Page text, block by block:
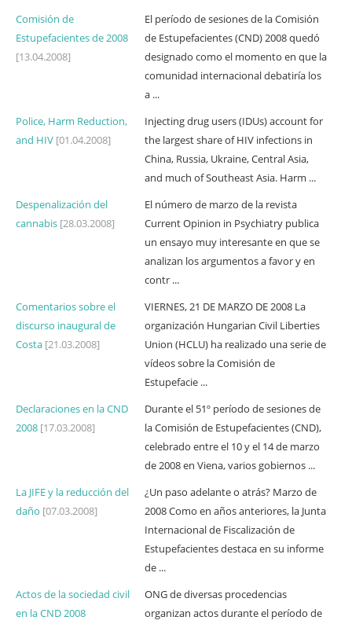
Comisión de
Estupefacientes de 2008
[13.04.2008]
El período de sesiones de la Comisión
de Estupefacientes (CND) 2008 quedó
designado como el momento en que la
comunidad internacional debatiría los
a ...
Police, Harm Reduction,
and HIV [01.04.2008]
Injecting drug users (IDUs) account for
the largest share of HIV infections in
China, Russia, Ukraine, Central Asia,
and much of Southeast Asia. Harm ...
Despenalización del
cannabis [28.03.2008]
El número de marzo de la revista
Current Opinion in Psychiatry publica
un ensayo muy interesante en que se
analizan los argumentos a favor y en
contr ...
Comentarios sobre el
discurso inaugural de
Costa [21.03.2008]
VIERNES, 21 DE MARZO DE 2008 La
organización Hungarian Civil Liberties
Union (HCLU) ha realizado una serie de
vídeos sobre la Comisión de
Estupefacie ...
Declaraciones en la CND
2008 [17.03.2008]
Durante el 51º período de sesiones de
la Comisión de Estupefacientes (CND),
celebrado entre el 10 y el 14 de marzo
de 2008 en Viena, varios gobiernos ...
La JIFE y la reducción del
daño [07.03.2008]
¿Un paso adelante o atrás? Marzo de
2008 Como en años anteriores, la Junta
Internacional de Fiscalización de
Estupefacientes destaca en su informe
de ...
Actos de la sociedad civil
en la CND 2008
ONG de diversas procedencias
organizan actos durante el período de